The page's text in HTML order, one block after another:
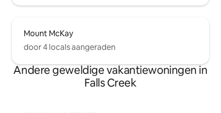
Mount McKay
door 4 locals aangeraden
Andere geweldige vakantiewoningen in
Falls Creek